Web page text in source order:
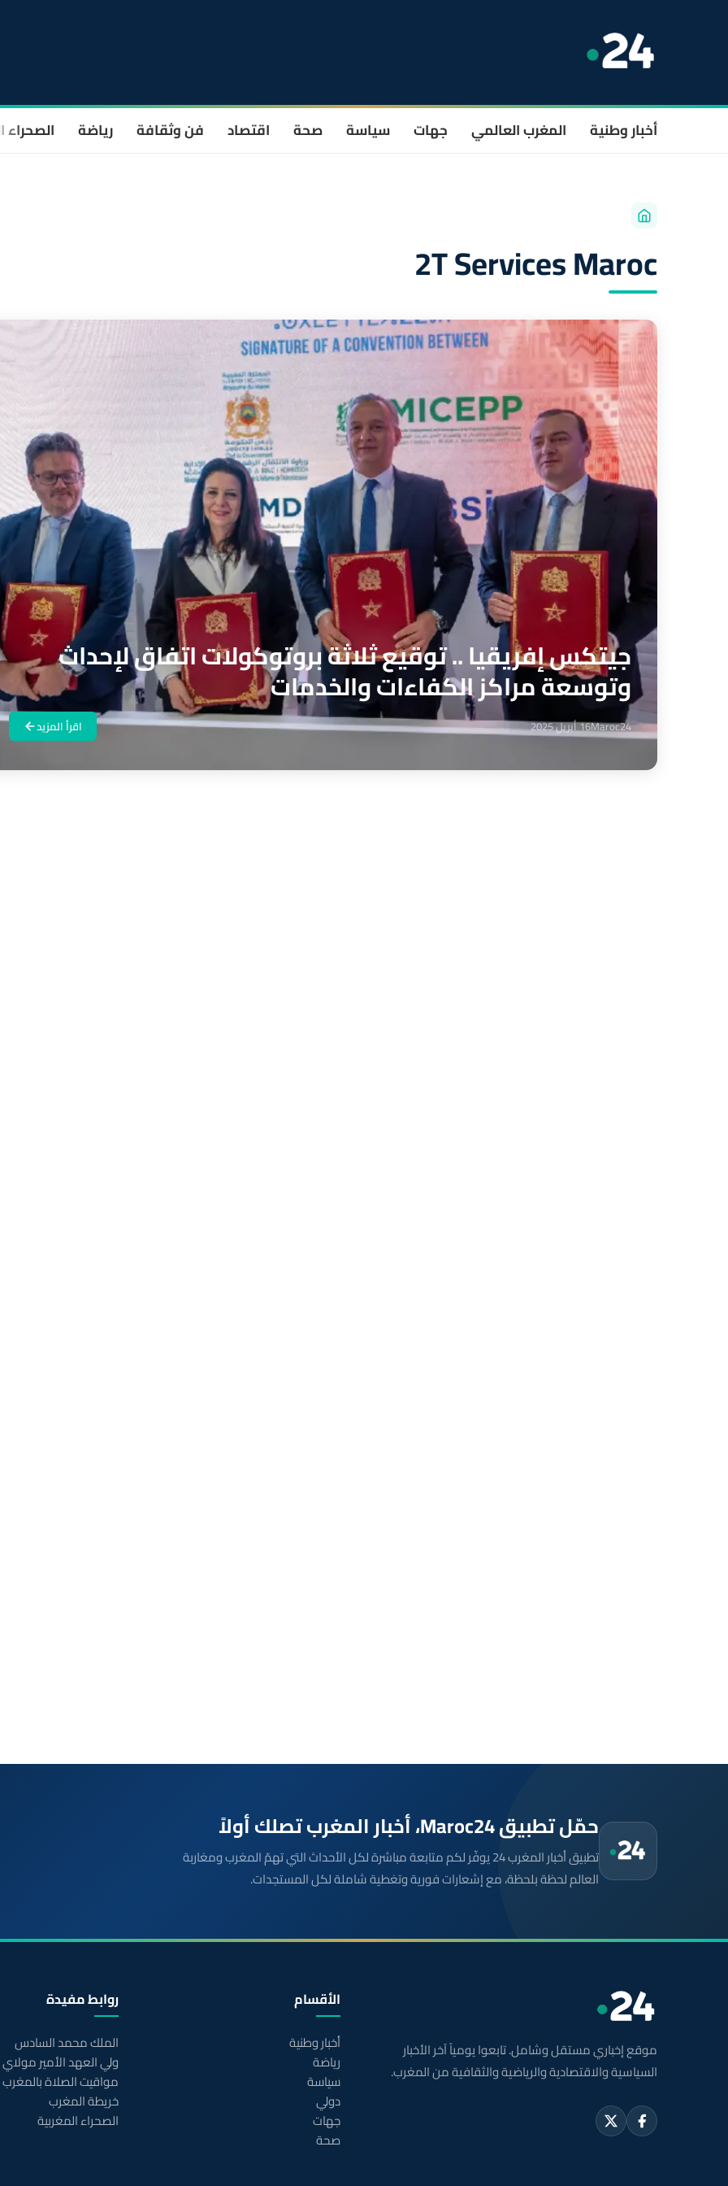
أخبار وطنية المغرب العالمي جهات سياسة صحة اقتصاد فن وثقافة رياضة الصحراء
2T Services Maroc
جيتكس إفريقيا .. توقيع ثلاثة بروتوكولات اتفاق لإحداث
وتوسعة مراكز الكفاءات والخدمات
Maroc2416 أبريل 2025 اقرأ المزيد
حمّل تطبيق Maroc24، أخبار المغرب تصلك أولاً
تطبيق أخبار المغرب 24 يوفّر لكم متابعة مباشرة لكل الأحداث التي تهمّ المغرب ومغاربة
العالم لحظة بلحظة، مع إشعارات فورية وتغطية شاملة لكل المستجدات.
موقع إخباري مستقل وشامل. تابعوا يومياً آخر الأخبار
السياسية والاقتصادية والرياضية والثقافية من المغرب.
الأقسام
أخبار وطنية
رياضة
سياسة
دولي
جهات
صحة
روابط مفيدة
الملك محمد السادس
ولي العهد الأمير
مواقيت الصلاة بالمغرب
خريطة المغرب
الصحراء المغربية